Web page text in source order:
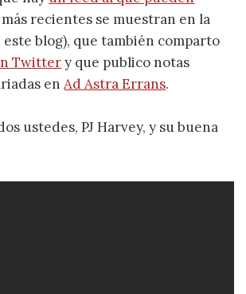
recientes se muestran en la
blog), que también comparto
Twittery que publico notas
enAd Astra Errans.
ustedes, PJ Harvey, y su buena